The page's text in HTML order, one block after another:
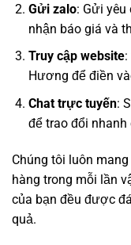
Gửi zalo: Gửi yêu
nhận báo giá và
Truy cập website:
Hương để điền
Chat trực tuyến:
để trao đổi
Chúng tôi luôn
hàng trong mỗi lần
của bạn đều được
quả.